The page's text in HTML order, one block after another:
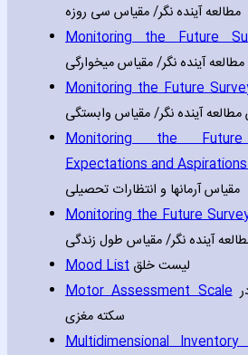
مطالعه آینده نگر/ مقیاس سی روزه
Monitoring the Future
آینده نگر/ مقیاس میخوارگی
Monitoring the Future
آینده نگر/ مقیاس وابستگی
Monitoring the Future
Expectations and
مقیاس آرمانها و انتظارات تحصیلی
Monitoring the Future
آینده نگر/ مقیاس طول زندگی
Mood List لیست خلق
Motor Assessment Scaleمقیاس ارزیابی حرکتی در
سکته مغزی
Multidimensional